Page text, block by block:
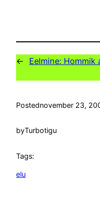
← Eelmine: Hommik
Postednovember 23,
byTurbotigu
Tags:
elu